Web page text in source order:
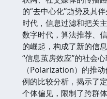
的“去中心化”趋势及其
时代，信息过滤和把关
数字时代，算法推荐、
的崛起，构成了新的信
“信息茧房效应”的社会
（Polarization）的推
例的比较分析，揭示了
个体偏见，限制了跨群